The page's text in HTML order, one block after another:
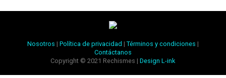
Nosotros | Política de privacidad | Términos y condiciones |
Contáctanos
Copyright © 2021 Rechismes |Design L-ink